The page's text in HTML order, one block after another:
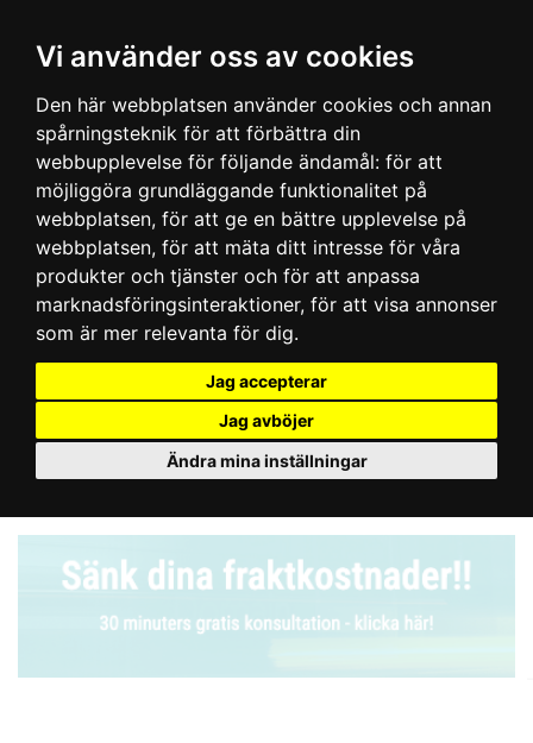
Vi använder oss av cookies
Den här webbplatsen använder cookies och annan
spårningsteknik för att förbättra din
webbupplevelse för följande ändamål: för att
möjliggöra grundläggande funktionalitet på
webbplatsen, för att ge en bättre upplevelse på
webbplatsen, för att mäta ditt intresse för våra
produkter och tjänster och för att anpassa
marknadsföringsinteraktioner, för att visa annonser
som är mer relevanta för dig.
Jag accepterar
Jag avböjer
Ändra mina inställningar